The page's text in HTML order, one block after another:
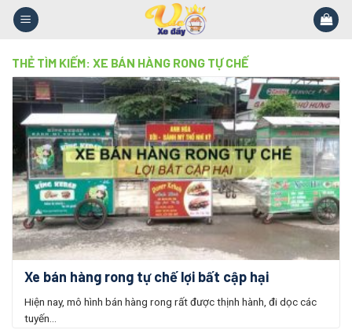
Skip
THẺ TÌM KIẾM: XE BÁN HÀNG RONG TỰ CHẾ
Xe bán hàng rong tự chế lợi bất cập hại
Hiện nay, mô hình bán hàng rong rất được thịnh hành, đi dọc các
tuyến...